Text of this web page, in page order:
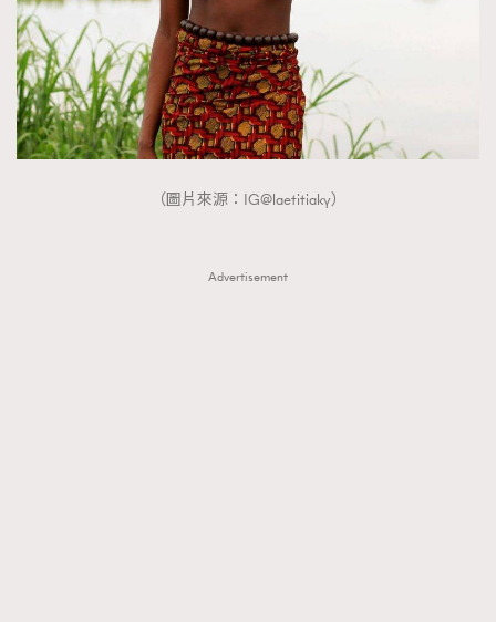
（圖片來源：IG@laetitiaky）
Advertisement